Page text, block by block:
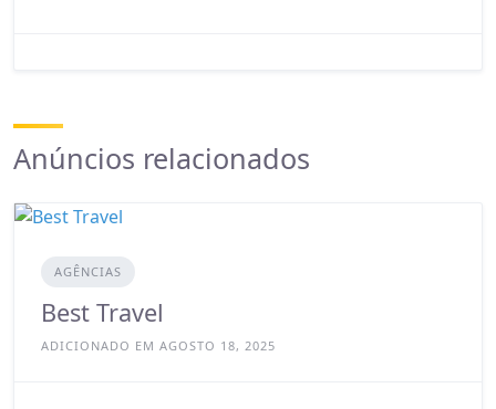
Anúncios relacionados
AGÊNCIAS
Best Travel
ADICIONADO EM AGOSTO 18, 2025